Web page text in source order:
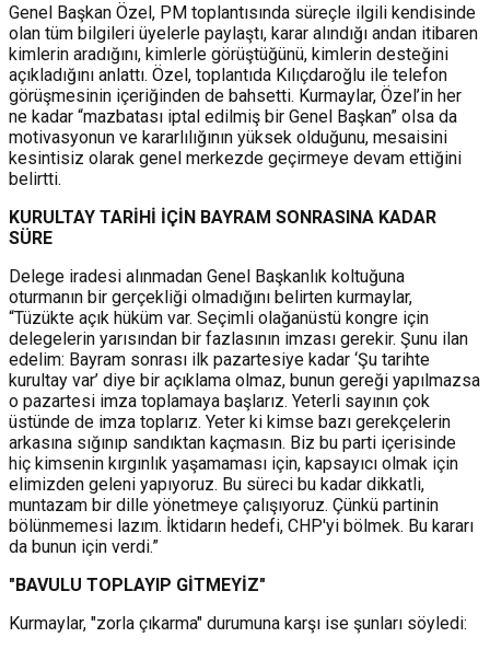
Genel Başkan Özel, PM toplantısında süreçle ilgili kendisinde
olan tüm bilgileri üyelerle paylaştı, karar alındığı andan itibaren
kimlerin aradığını, kimlerle görüştüğünü, kimlerin desteğini
açıkladığını anlattı. Özel, toplantıda Kılıçdaroğlu ile telefon
görüşmesinin içeriğinden de bahsetti. Kurmaylar, Özel’in her
ne kadar “mazbatası iptal edilmiş bir Genel Başkan” olsa da
motivasyonun ve kararlılığının yüksek olduğunu, mesaisini
kesintisiz olarak genel merkezde geçirmeye devam ettiğini
belirtti.
KURULTAY TARİHİ İÇİN BAYRAM SONRASINA KADAR
SÜRE
Delege iradesi alınmadan Genel Başkanlık koltuğuna
oturmanın bir gerçekliği olmadığını belirten kurmaylar,
“Tüzükte açık hüküm var. Seçimli olağanüstü kongre için
delegelerin yarısından bir fazlasının imzası gerekir. Şunu ilan
edelim: Bayram sonrası ilk pazartesiye kadar ‘Şu tarihte
kurultay var’ diye bir açıklama olmaz, bunun gereği yapılmazsa
o pazartesi imza toplamaya başlarız. Yeterli sayının çok
üstünde de imza toplarız. Yeter ki kimse bazı gerekçelerin
arkasına sığınıp sandıktan kaçmasın. Biz bu parti içerisinde
hiç kimsenin kırgınlık yaşamaması için, kapsayıcı olmak için
elimizden geleni yapıyoruz. Bu süreci bu kadar dikkatli,
muntazam bir dille yönetmeye çalışıyoruz. Çünkü partinin
bölünmemesi lazım. İktidarın hedefi, CHP'yi bölmek. Bu kararı
da bunun için verdi.”
"BAVULU TOPLAYIP GİTMEYİZ"
Kurmaylar, "zorla çıkarma" durumuna karşı ise şunları söyledi: